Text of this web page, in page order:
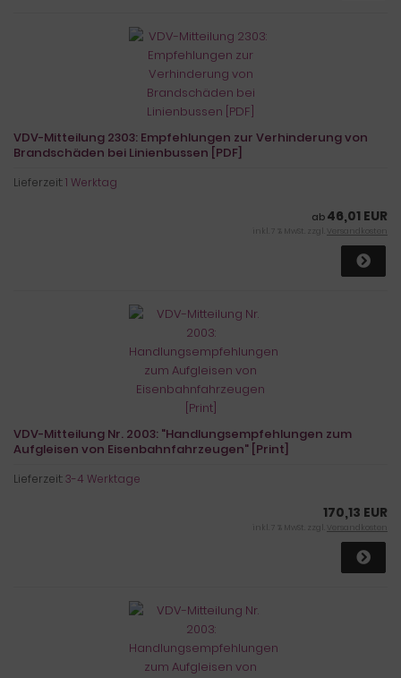
VDV-Mitteilung 2303: Empfehlungen zur Verhinderung von
Brandschäden bei Linienbussen [PDF]
Lieferzeit:1 Werktag
ab 46,01 EUR
inkl. 7 % MwSt. zzgl. Versandkosten
VDV-Mitteilung Nr. 2003: "Handlungsempfehlungen zum
Aufgleisen von Eisenbahnfahrzeugen" [Print]
Lieferzeit:3-4 Werktage
170,13 EUR
inkl. 7 % MwSt. zzgl. Versandkosten